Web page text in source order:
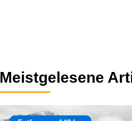
Meistgelesene